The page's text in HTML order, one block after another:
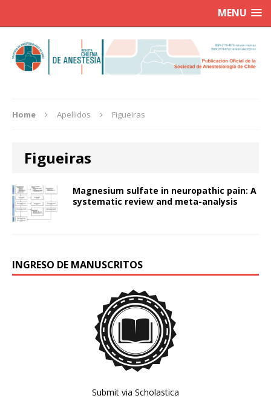
MENU
Home Apellidos Figueiras
Figueiras
Magnesium sulfate in neuropathic pain: A
systematic review and meta-analysis
INGRESO DE MANUSCRITOS
Submit via Scholastica